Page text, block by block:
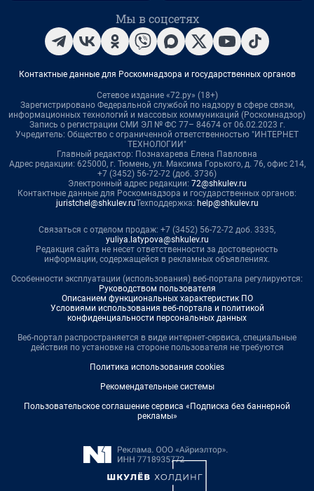
Мы в соцсетях
Контактные данные для Роскомнадзора и государственных органов
Сетевое издание «72.ру» (18+)
Зарегистрировано Федеральной службой по надзору в сфере связи,
информационных технологий и массовых коммуникаций (Роскомнадзор)
Запись о регистрации СМИ ЭЛ № ФС 77– 84674 от 06.02.2023 г.
Учредитель: Общество с ограниченной ответственностью "ИНТЕРНЕТ
ТЕХНОЛОГИИ"
Главный редактор: Познахарева Елена Павловна
Адрес редакции: 625000, г. Тюмень, ул. Максима Горького, д. 76, офис 214,
+7 (3452) 56-72-72 (доб. 3736)
Электронный адрес редакции: 72@shkulev.ru
Контактные данные для Роскомнадзора и государственных органов:
juristchel@shkulev.ruТехподдержка: help@shkulev.ru
Связаться с отделом продаж: +7 (3452) 56-72-72 доб. 3335,
yuliya.latypova@shkulev.ru
Редакция сайта не несет ответственности за достоверность
информации, содержащейся в рекламных объявлениях.
Особенности эксплуатации (использования) веб-портала регулируются:
Руководством пользователя
Описанием функциональных характеристик ПО
Условиями использования веб-портала и политикой
конфиденциальности персональных данных
Веб-портал распространяется в виде интернет-сервиса, специальные
действия по установке на стороне пользователя не требуются
Политика использования cookies
Рекомендательные системы
Пользовательское соглашение сервиса «Подписка без баннерной
рекламы»